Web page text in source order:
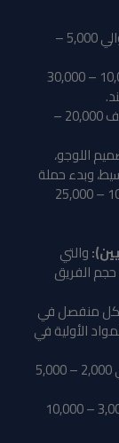
5,000 –
والتي تكلف حوالي 10,000 – 30,000
: والتي تكلف 20,000 –
اللوجو،
وبدء حملة
إعلانية على السوشيال ميديا وتكلف حوالي 10,000 – 25,000
والتي
حسب حجم الفريق
منفصل في
الأولية في
والتي تكلف حوالي 2,000 – 5,000
سيكلف حوالي 3,000 – 10,000